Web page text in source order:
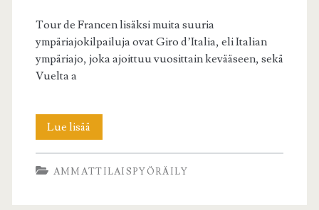
Tour de Francen lisäksi muita suuria
ympäriajokilpailuja ovat Giro d’Italia, eli Italian
ympäriajo, joka ajoittuu vuosittain kevääseen, sekä
Vuelta a
Lue lisääGiro
d’Italia
ja
AMMATTILAISPYÖRÄILY